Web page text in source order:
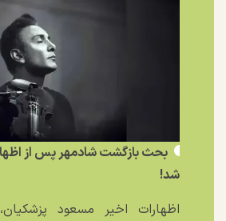
بحث بازگشت شادمهر پس از
شد!
اظهارات اخیر مسعود